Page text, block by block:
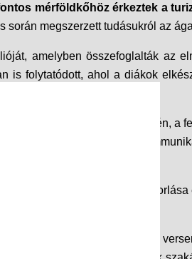
mérföldkőhöz érkeztek a
megszerzett tudásukról az
amelyben összefoglalták az
is folytatódott, ahol a diákok
egyik legfontosabb területén, a
mindazokat a szakmai és
kitartó munkája,
szakmai tudással és